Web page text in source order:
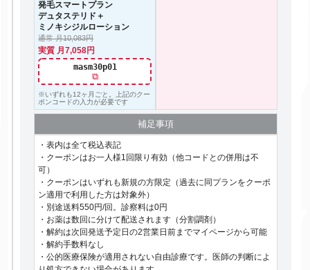
発毛スマートプラン
デュタステリド＋
ミノキシジルローション
通常 月10,083円
実質 月7,058円
masm30p01
⧉
※いずれも12ヶ月ごと。上記のクー
ポンコードの入力が必要です
補足事項
・表内は全て税込表記
・クーポンはお一人様1回限り有効（他コードとの併用は不
可）
・クーポンはいずれも新規の方限定（過去に同プランをクーポ
ン適用で利用した方は対象外）
・別途送料550円/回。診察料は0円
・お薬は数回に分けて配送されます（分割調剤）
・解約は次回発送予定日の2営業日前までマイページから可能
・解約手数料なし
・公的医療保険が適用されない自由診療です。医師の判断によ